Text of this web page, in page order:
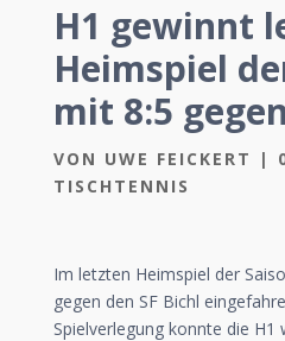
H1 gewinnt
Heimspiel
mit 8:5
VON UWE FEICKERT |
TISCHTENNIS
Im letzten Heimspiel der
gegen den SF Bichl
Spielverlegung konnte die H1